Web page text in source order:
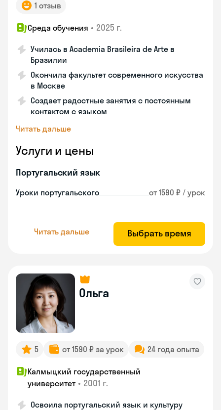
1 отзыв
Среда обучения • 2025 г.
Училась в Academia Brasileira de Arte в
Бразилии
Окончила факультет современного искусства
в Москве
Создает радостные занятия с постоянным
контактом с языком
Читать дальше
Услуги и цены
Португальский язык
Уроки португальского от 1590 ₽ / урок
Читать дальше Выбрать время
Ольга
5 от 1590 ₽ за урок 24 года опыта
Калмыцкий государственный
университет • 2001 г.
Освоила португальский язык и культуру